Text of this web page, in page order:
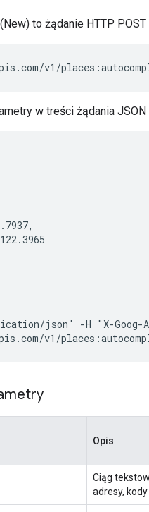
to żądanie HTTP
w treści żądania JSON
json' -H "X-Goog-
Opis
Ciąg
adresy, kody